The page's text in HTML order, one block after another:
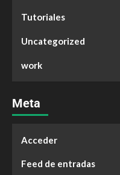
Tutoriales
Uncategorized
work
Meta
Acceder
Feed de entradas